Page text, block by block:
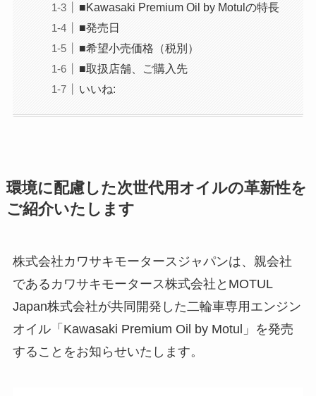
■Kawasaki Premium Oil by Motulの特長
■発売日
■希望小売価格（税別）
■取扱店舗、ご購入先
いいね:
環境に配慮した次世代用オイルの革新性を
ご紹介いたします
株式会社カワサキモータースジャパンは、親会社
であるカワサキモータース株式会社とMOTUL
Japan株式会社が共同開発した二輪車専用エンジン
オイル「Kawasaki Premium Oil by Motul」を発売
することをお知らせいたします。